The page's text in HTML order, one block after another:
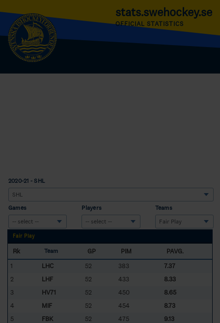
stats.swehockey.se
OFFICIAL STATISTICS
2020-21 - SHL
Games Players Teams
Fair Play
Rk Team GP PIM
PAVG.
1
LHC 52 383
7.37
2
LHF 52 433
8.33
3
HV71 52 450
8.65
4
MIF 52 454
8.73
5
FBK 52 475
9.13